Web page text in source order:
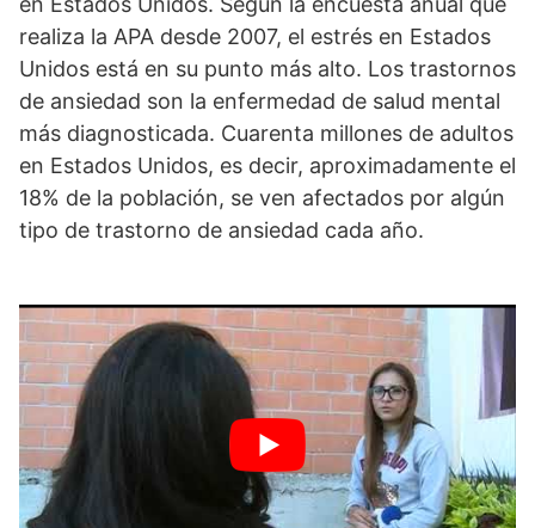
realiza la APA desde 2007, el estrés en Estados
Unidos está en su punto más alto. Los trastornos
de ansiedad son la enfermedad de salud mental
más diagnosticada. Cuarenta millones de adultos
en Estados Unidos, es decir, aproximadamente el
18% de la población, se ven afectados por algún
tipo de trastorno de ansiedad cada año.